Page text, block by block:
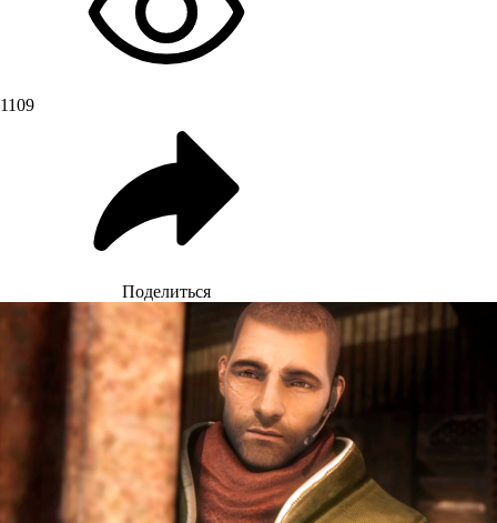
1109
Поделиться